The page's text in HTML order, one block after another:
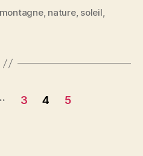
rt
g
er
montagne, nature, soleil,
3 4
5